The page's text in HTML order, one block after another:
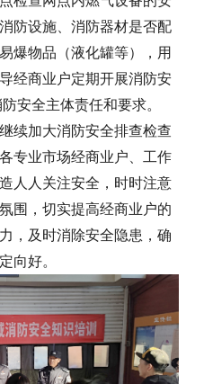
防设施、消防器材是否配
爆物品（液化罐等），用
经商业户定期开展消防安
安全主体责任和要求。
续加大消防安全排查检查
专业市场经商业户、工作
人人关注安全，时时注意
围，切实提高经商业户的
，及时消除安全隐患，确
向好。